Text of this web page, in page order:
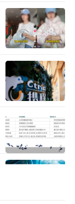
及：“线上市
度依赖大促及
作为当下化妆
期来看，其整
带来沉重负
报记者对敷
回复。